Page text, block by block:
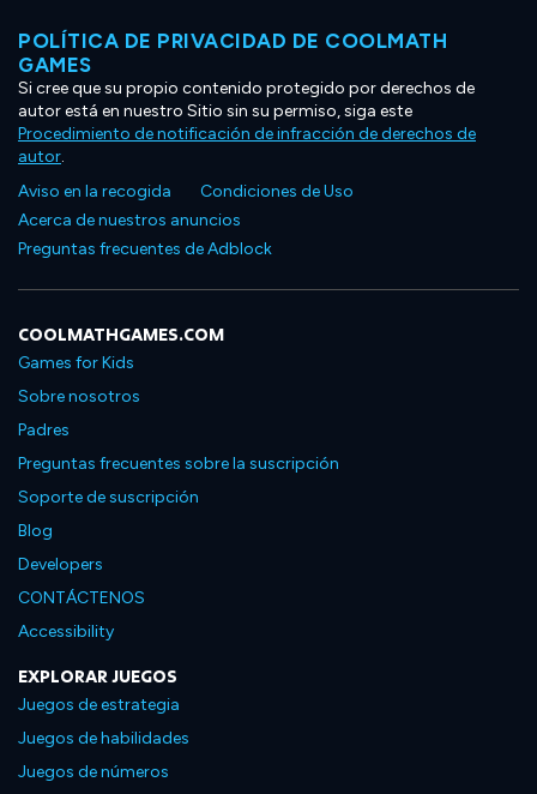
POLÍTICA DE PRIVACIDAD DE COOLMATH
GAMES
Si cree que su propio contenido protegido por derechos de
autor está en nuestro Sitio sin su permiso, siga este
Procedimiento de notificación de infracción de derechos de
autor.
Aviso en la recogida
Condiciones de Uso
Acerca de nuestros anuncios
Preguntas frecuentes de Adblock
COOLMATHGAMES.COM
Games for Kids
Sobre nosotros
Padres
Preguntas frecuentes sobre la suscripción
Soporte de suscripción
Blog
Developers
CONTÁCTENOS
Accessibility
EXPLORAR JUEGOS
Juegos de estrategia
Juegos de habilidades
Juegos de números